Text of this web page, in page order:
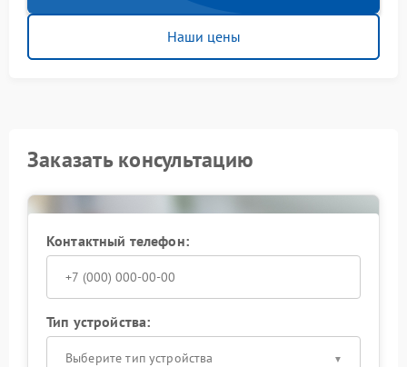
Наши цены
Заказать консультацию
Контактный телефон:
Тип устройства:
Выберите тип устройства